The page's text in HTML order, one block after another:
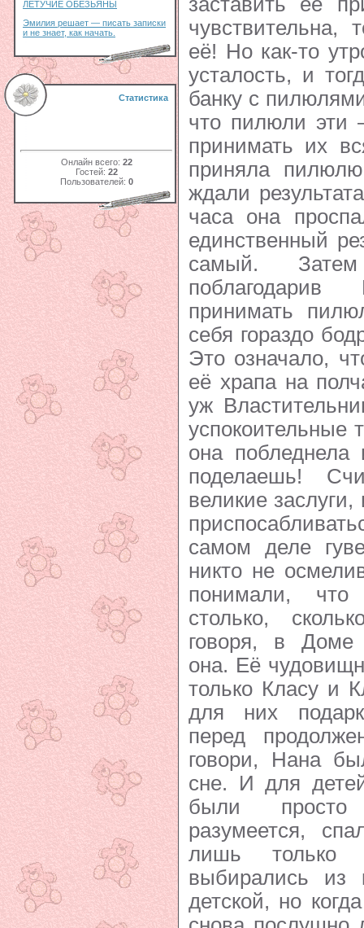
ЛЕТУЧИЕ ОБЕЗЬЯНЫ
Эмилия решает — писать записки
и не знает, как начать.
Статистика
Онлайн всего: 22
Гостей: 22
Пользователей: 0
чувствительна,
её! Но как-то
усталость, и
банку с
что пилюли
принимать их
приняла
ждали
часа она
единственный
самый.
поблагодарив
принимать
себя гораздо
Это означало,
её храпа на
уж
успокоительные
она
поделаешь!
великие
самом деле
никто не
понимали, что
столько,
говоря, в Доме
она. Её
только Класу и
для них
перед
говори, Нана
сне. И для
были просто
разумеется,
лишь только
выбирались из
детской, но